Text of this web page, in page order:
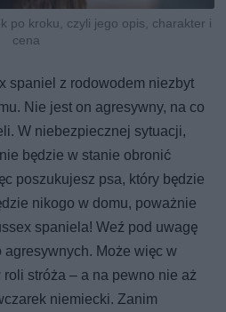
po kroku, czyli jego opis, charakter i
cena
spaniel z rodowodem niezbyt
Nie jest on agresywny, na co
W niebezpiecznej sytuacji,
będzie w stanie obronić
poszukujesz psa, który będzie
nikogo w domu, poważnie
spaniela! Weź pod uwagę
Może więc w
stróża – a na pewno nie aż
niemiecki. Zanim